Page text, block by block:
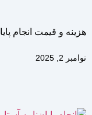
هزینه و قیمت انجام
نوامبر 2, 2025